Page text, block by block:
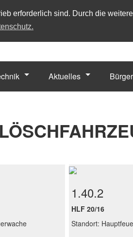
erforderlich sind. Durch die
Aktuelles
1.40.2
HLF 20/16
Standort: